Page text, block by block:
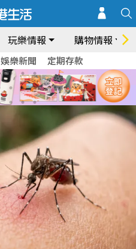
玩樂情報 購物情報
娛樂新聞 定期存款